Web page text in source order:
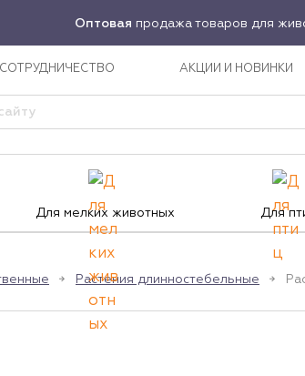
Оптовая продажа товаров для
СОТРУДНИЧЕСТВО АКЦИИ И НОВИНКИ
Для мелких животных Для
Растения длинностебельные